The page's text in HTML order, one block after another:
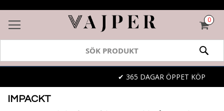
0
✔ 365 DAGAR ÖPPET KÖP
IMPACKT